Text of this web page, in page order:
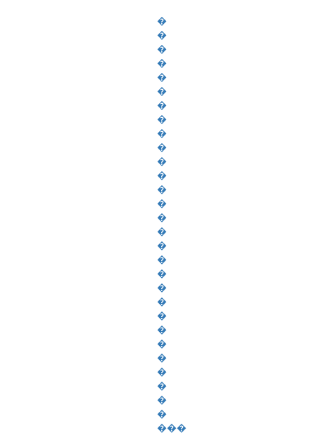
�
�
�
�
�
�
�
�
�
�
�
�
�
�
�
�
�
�
�
�
�
�
�
�
�
�
�
�
�
���